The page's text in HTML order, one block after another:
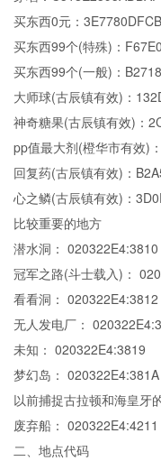
买东西0元：
买东西99个(特殊)：
买东西99个(一般)：
大师球(古辰镇有效)：
神奇糖果(古辰镇有效)：
pp值最大剂(橙华市有效)
回复药(古辰镇有效)：
心之鳞(古辰镇有效)：
比较重要的地方
潜水洞： 020322E4:3810
冠军之路(斗士载入)：
看看洞： 020322E4:3812
无人发电厂：
未知： 020322E4:3819
梦幻岛： 020322E4:381A
以前捕捉古拉顿和海皇牙
废弃船： 020322E4:4211
二、地点代码